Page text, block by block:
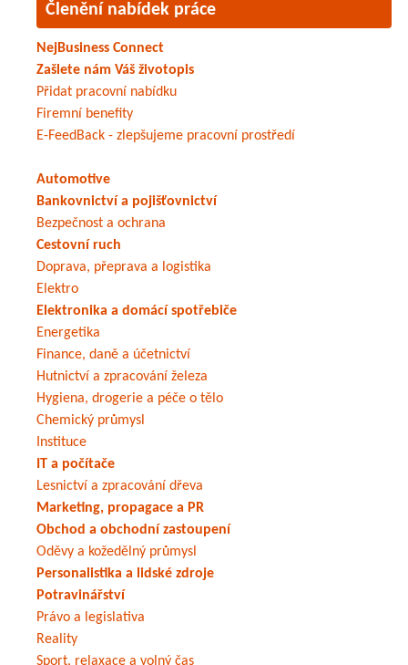
Členění nabídek práce
NejBusiness Connect
Zašlete nám Váš životopis
Přidat pracovní nabídku
Firemní benefity
E-FeedBack - zlepšujeme pracovní prostředí
Automotive
Bankovnictví a pojišťovnictví
Bezpečnost a ochrana
Cestovní ruch
Doprava, přeprava a logistika
Elektro
Elektronika a domácí spotřebiče
Energetika
Finance, daně a účetnictví
Hutnictví a zpracování železa
Hygiena, drogerie a péče o tělo
Chemický průmysl
Instituce
IT a počítače
Lesnictví a zpracování dřeva
Marketing, propagace a PR
Obchod a obchodní zastoupení
Oděvy a kožedělný průmysl
Personalistika a lidské zdroje
Potravinářství
Právo a legislativa
Reality
Sport, relaxace a volný čas